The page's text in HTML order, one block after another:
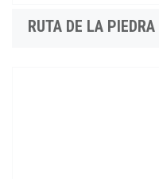
RUTA DE LA PIEDRA